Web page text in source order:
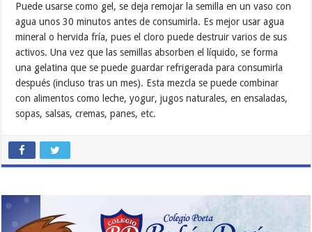
Puede usarse como gel, se deja remojar la semilla en un vaso con
agua unos 30 minutos antes de consumirla. Es mejor usar agua
mineral o hervida fría, pues el cloro puede destruir varios de sus
activos. Una vez que las semillas absorben el líquido, se forma
una gelatina que se puede guardar refrigerada para consumirla
después (incluso tras un mes). Esta mezcla se puede combinar
con alimentos como leche, yogur, jugos naturales, en ensaladas,
sopas, salsas, cremas, panes, etc.